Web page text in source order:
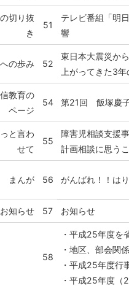
切り抜
き
51
テレビ番組「明
響
の歩み 52
東日本大震災か
上がってきた3
教育の
ページ
54 第21回 飯塚慶
と言わ
せて
55
障害児相談支援
計画相談に思う
まんが 56 がんばれ！！は
お知らせ 57 お知らせ
58
・平成25年度を
・地区、部会関
・平成25年度行
・平成25年度（